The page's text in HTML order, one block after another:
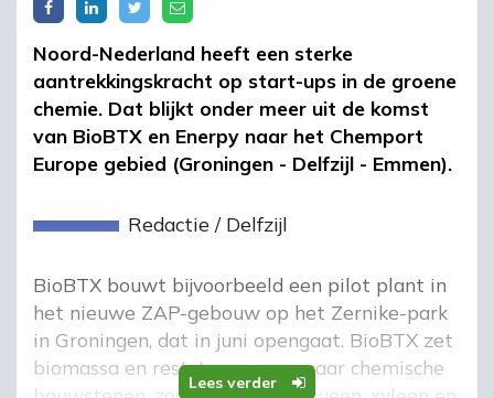
Lees verder
Noord-Nederland heeft een sterke
aantrekkingskracht op start-ups in de groene
chemie. Dat blijkt onder meer uit de komst
van BioBTX en Enerpy naar het Chemport
Europe gebied (Groningen - Delfzijl - Emmen).
Redactie / Delfzijl
BioBTX bouwt bijvoorbeeld een pilot plant in
het nieuwe ZAP-gebouw op het Zernike-park
in Groningen, dat in juni opengaat. BioBTX zet
biomassa en reststromen om naar chemische